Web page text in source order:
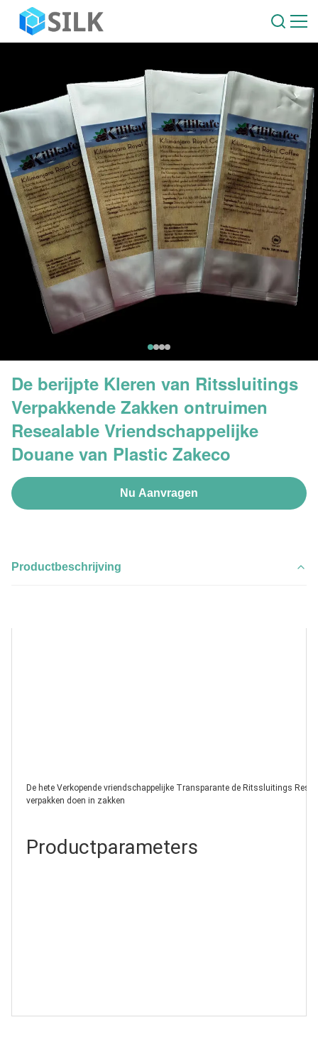
De berijpte Kleren van Ritssluitings
Verpakkende Zakken ontruimen
Resealable Vriendschappelijke
Douane van Plastic Zakeco
Nu Aanvragen
Productbeschrijving
De hete Verkopende vriendschappelijke Transparante de Ritssluitings
verpakken doen in zakken
Productparameters